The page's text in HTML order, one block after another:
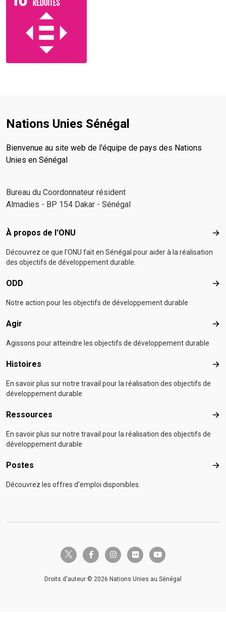
Nations Unies Sénégal
Bienvenue au site web de l'équipe de pays des Nations
Unies en Sénégal
Bureau du Coordonnateur résident
Almadies - BP 154 Dakar - Sénégal
Footer menu
À propos de l'ONU À
Découvrez ce que l'ONU fait en Sénégal pour aider à la réalisation
des objectifs de développement durable.
ODD
Notre action pour les objectifs de développement durable
Agir Agir
Agissons pour atteindre les objectifs de développement durable
Histoires
En savoir plus sur notre travail pour la réalisation des objectifs de
développement durable
Ressources
En savoir plus sur notre travail pour la réalisation des objectifs de
développement durable
Postes
Découvrez les offres d'emploi disponibles.
twitter-x facebook-finstagramflickr youtube
Droits d'auteur © 2026 Nations Unies au Sénégal